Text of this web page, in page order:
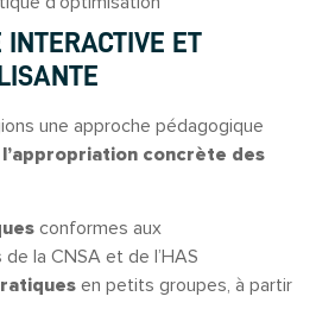
INTERACTIVE ET
une approche pédagogique
l’appropriation concrète des
conformes aux
la CNSA et de l’HAS
en petits groupes, à partir